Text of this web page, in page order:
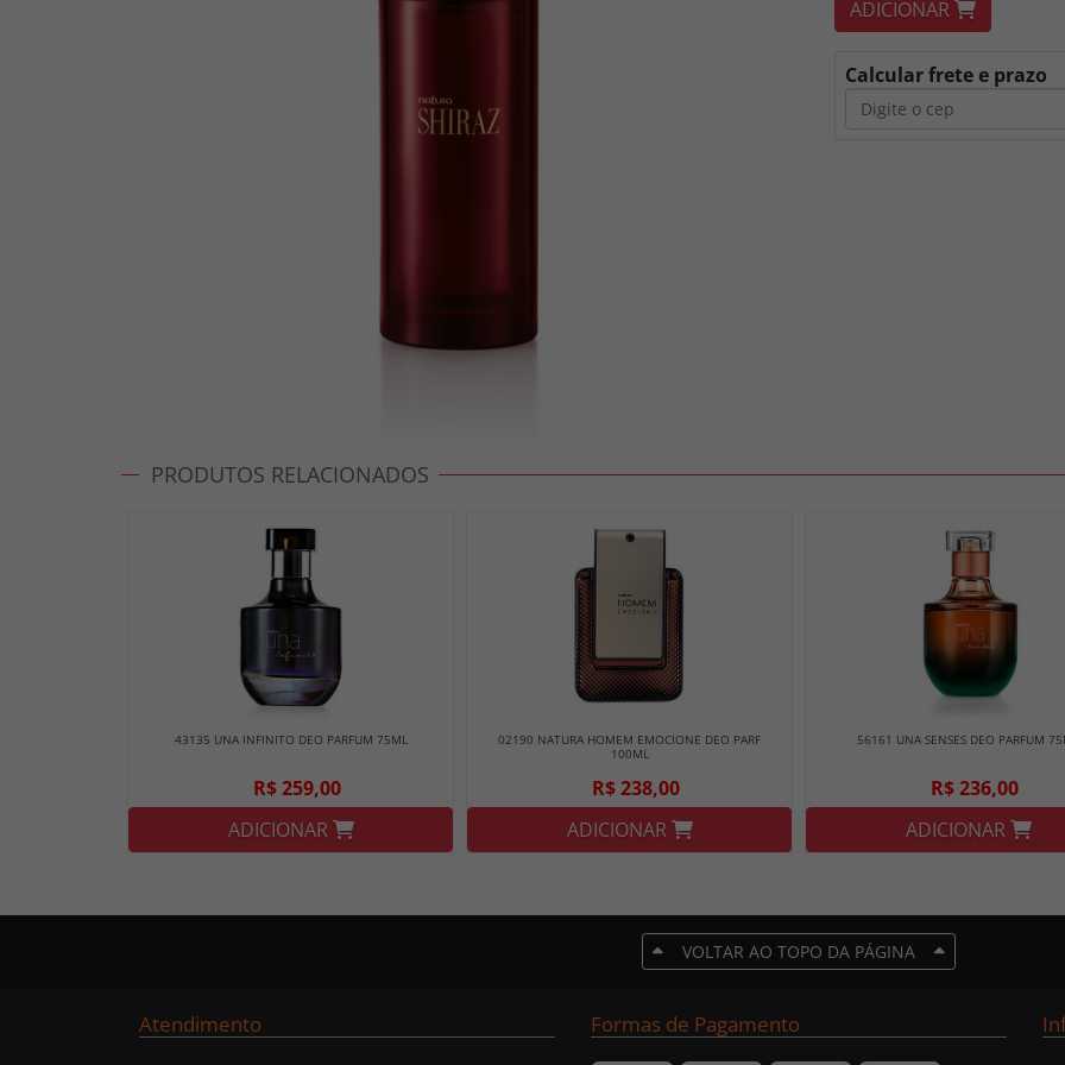
ADICIONAR
Calcular frete e prazo
PRODUTOS RELACIONADOS
43135 UNA INFINITO DEO PARFUM 75ML
R$ 259,00
ADICIONAR
02190 NATURA HOMEM EMOCIONE DEO PARF
100ML
R$ 238,00
ADICIONAR
56161 UNA SENSES DEO PARFUM
R$ 236,00
ADICIONAR
VOLTAR AO TOPO DA PÁGINA
Atendimento Formas de Pagamento